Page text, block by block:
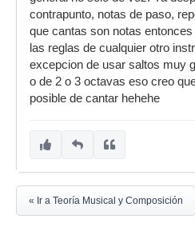
contrapunto, notas de paso,
que cantas son notas
las reglas de cualquier otro
excepcion de usar saltos muy
o de 2 o 3 octavas eso creo
posible de cantar hehehe
« Ir a Teoría Musical y Composición